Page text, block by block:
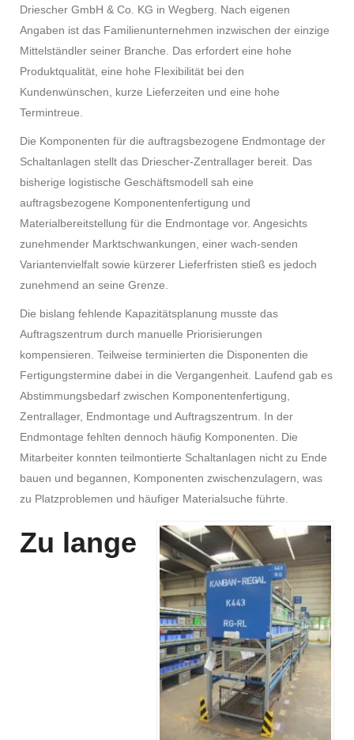
Driescher GmbH & Co. KG in Wegberg. Nach eigenen
Angaben ist das Familienunternehmen inzwischen der einzige
Mittelständler seiner Branche. Das erfordert eine hohe
Produktqualität, eine hohe Flexibilität bei den
Kundenwünschen, kurze Lieferzeiten und eine hohe
Termintreue.
Die Komponenten für die auftragsbezogene Endmontage der
Schaltanlagen stellt das Driescher-Zentrallager bereit. Das
bisherige logistische Geschäftsmodell sah eine
auftragsbezogene Komponentenfertigung und
Materialbereitstellung für die Endmontage vor. Angesichts
zunehmender Marktschwankungen, einer wach-senden
Variantenvielfalt sowie kürzerer Lieferfristen stieß es jedoch
zunehmend an seine Grenze.
Die bislang fehlende Kapazitätsplanung musste das
Auftragszentrum durch manuelle Priorisierungen
kompensieren. Teilweise terminierten die Disponenten die
Fertigungstermine dabei in die Vergangenheit. Laufend gab es
Abstimmungsbedarf zwischen Komponentenfertigung,
Zentrallager, Endmontage und Auftragszentrum. In der
Endmontage fehlten dennoch häufig Komponenten. Die
Mitarbeiter konnten teilmontierte Schaltanlagen nicht zu Ende
bauen und begannen, Komponenten zwischenzulagern, was
zu Platzproblemen und häufiger Materialsuche führte.
Zu lange